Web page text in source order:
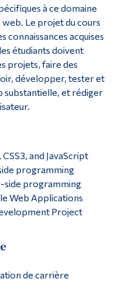
à ce domaine
Le projet du cours
connaissances acquises
étudiants doivent
projets, faire des
développer, tester et
substantielle, et rédiger
and JavaScript
programming
side programming
Web Applications
Project
de carrière